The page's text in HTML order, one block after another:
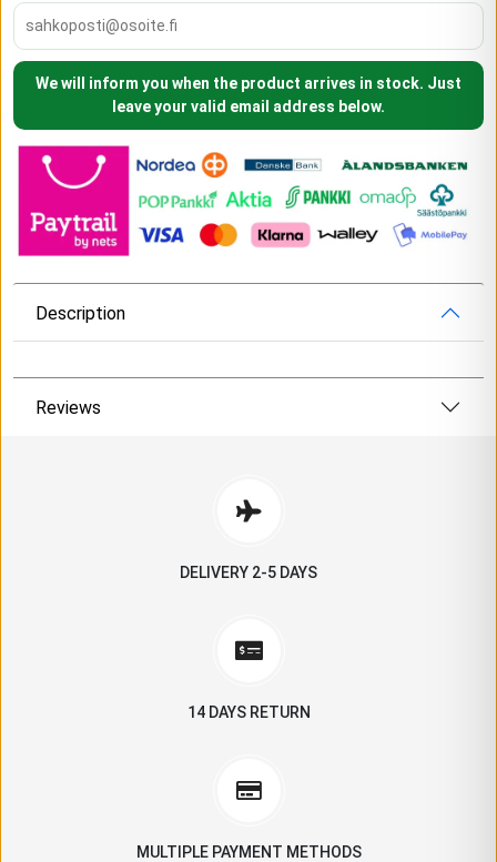
We will inform you when the product arrives in stock. Just
leave your valid email address below.
Description
Reviews
DELIVERY 2-5 DAYS
14 DAYS RETURN
MULTIPLE PAYMENT METHODS